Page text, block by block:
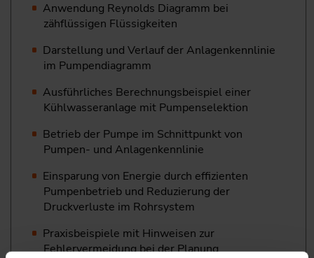
Anwendung Reynolds Diagramm bei
zähflüssigen Flüssigkeiten
Darstellung und Verlauf der Anlagenkennlinie
im Pumpendiagramm
Ausführliches Berechnungsbeispiel einer
Kühlwasseranlage mit Pumpenselektion
Betrieb der Pumpe im Schnittpunkt von
Pumpen- und Anlagenkennlinie
Einsparung von Energie durch effizienten
Pumpenbetrieb und Reduzierung der
Druckverluste im Rohrsystem
Praxisbeispiele mit Hinweisen zur
Fehlervermeidung bei der Planung